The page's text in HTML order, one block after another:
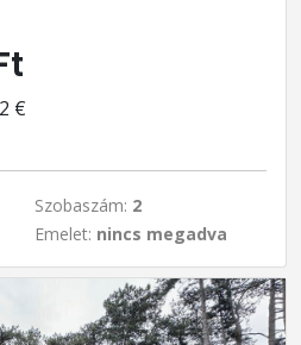
€
Szobaszám: 2
Emelet: nincs megadva